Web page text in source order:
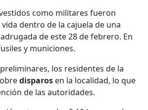
como militares fueron
dentro de la cajuela de una
de este 28 de febrero. En
y municiones.
los residentes de la
disparos en la localidad, lo que
de las autoridades.